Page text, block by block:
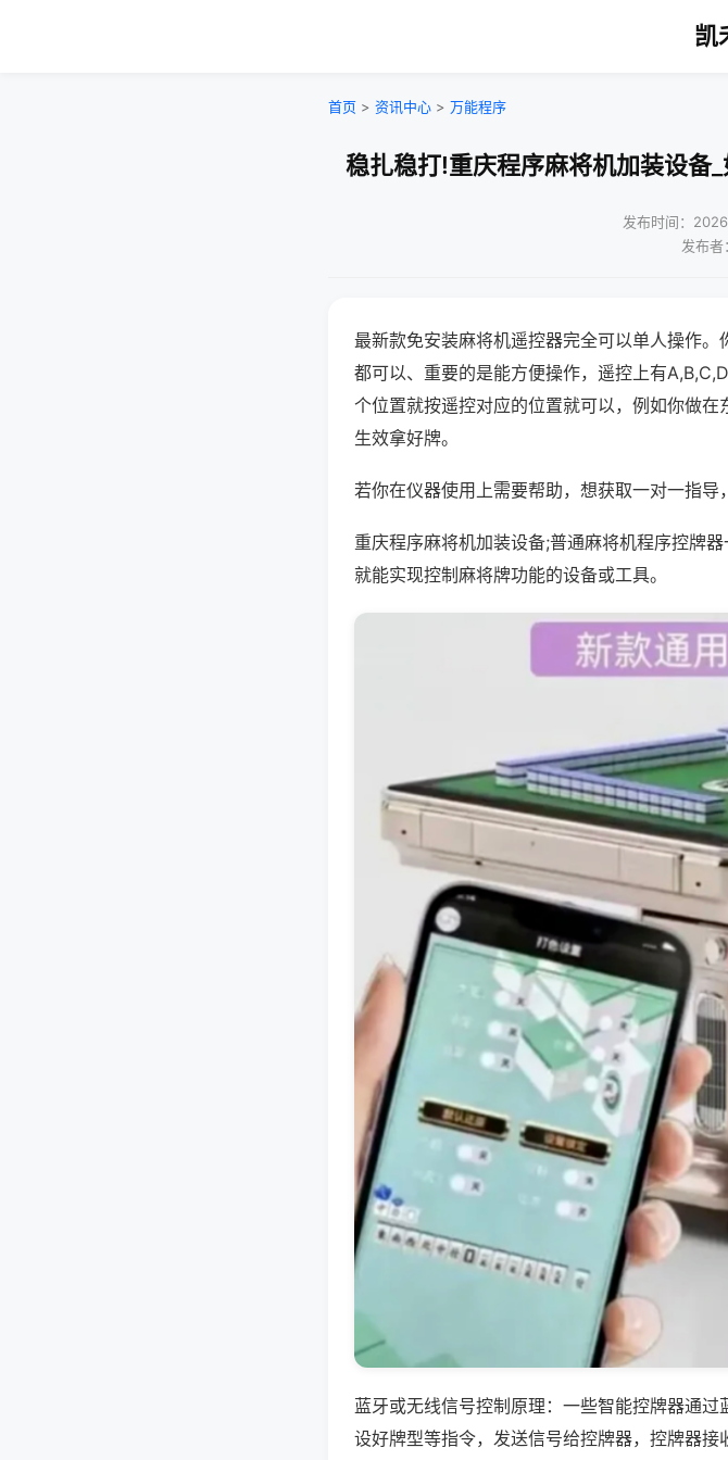
凯
首页 > 资讯中心 > 万能程序
稳扎稳打!重庆程序麻将机加装设备
发布时间：
发布者
最新款免安装麻将机遥控器完全可以单人操作
都可以、重要的是能方便操作，遥控上有
个位置就按遥控对应的位置就可以，例如你做
生效拿好牌。
若你在仪器使用上需要帮助，想获取一对一指导
重庆程序麻将机加装设备;普通麻将机程序控牌
就能实现控制麻将牌功能的设备或工具。
蓝牙或无线信号控制原理：一些智能控牌器通
设好牌型等指令，发送信号给控牌器，控牌器